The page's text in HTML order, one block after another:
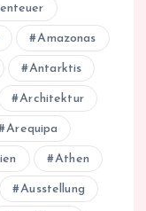
Amazonas
Antarktis
Architektur
Arequipa
Athen
Ausstellung